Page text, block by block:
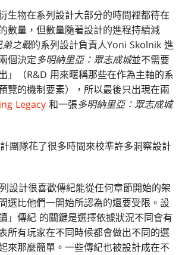
生物在系列設計大部分的時間裡都待在
數量，但數量隨著設計的進程持續減
弟之戰的系列設計負責人Yoni Skolnik 進
個決定多明納里亞：眾志成城並不需要
」（R&D 用來暱稱那些在作為主軸的系
覽的機制要素），所以最後只出現在兩
Legacy 和一張多明納里亞：眾志成城
團隊花了很多時間來校準許多洞察設計
設計很喜歡傳紀能從任何章節開始的架
選比他們一開始所認為的還要受限。設
」傳紀 的關鍵是選擇依據狀況不同會有
所有玩家在不同時候都會做出不同的選
來那麼簡單。一些傳紀也被設計成在不